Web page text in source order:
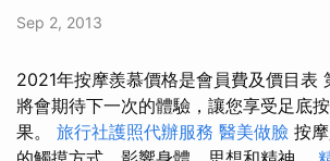
Sep 2, 2013
2021年按摩羨慕價格是會員費及價目表
將會期待下一次的體驗，讓您享受足底
果。 旅行社護照代辦服務 醫美做臉 按